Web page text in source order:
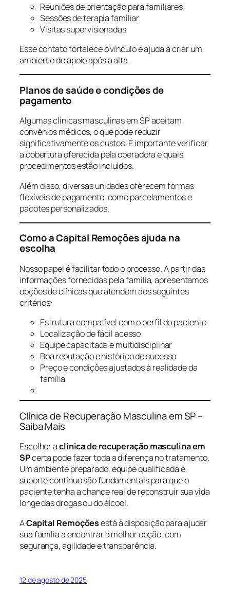
Reuniões de orientação para familiares
Sessões de terapia familiar
Visitas supervisionadas
Esse contato fortalece o vínculo e ajuda a criar um
ambiente de apoio após a alta.
Planos de saúde e condições de
pagamento
Algumas clínicas masculinas em SP aceitam
convênios médicos, o que pode reduzir
significativamente os custos. É importante verificar
a cobertura oferecida pela operadora e quais
procedimentos estão incluídos.
Além disso, diversas unidades oferecem formas
flexíveis de pagamento, como parcelamentos e
pacotes personalizados.
Como a Capital Remoções ajuda na
escolha
Nosso papel é facilitar todo o processo. A partir das
informações fornecidas pela família, apresentamos
opções de clínicas que atendem aos seguintes
critérios:
Estrutura compatível com o perfil do paciente
Localização de fácil acesso
Equipe capacitada e multidisciplinar
Boa reputação e histórico de sucesso
Preço e condições ajustados à realidade da
família
Clínica de Recuperação Masculina em SP –
Saiba Mais
Escolher aclínica de recuperação masculina em
SPcerta pode fazer toda a diferença no tratamento.
Um ambiente preparado, equipe qualificada e
suporte contínuo são fundamentais para que o
paciente tenha a chance real de reconstruir sua vida
longe das drogas ou do álcool.
ACapital Remoçõesestá à disposição para ajudar
sua família a encontrar a melhor opção, com
segurança, agilidade e transparência.
12 de agosto de 2025